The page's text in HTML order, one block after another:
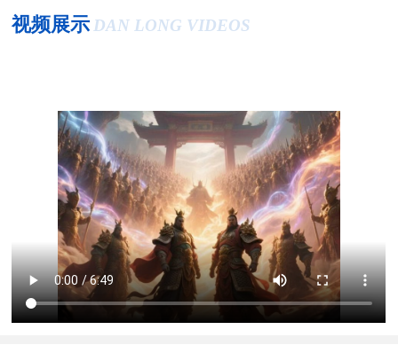
视频展示 DAN LONG VIDEOS